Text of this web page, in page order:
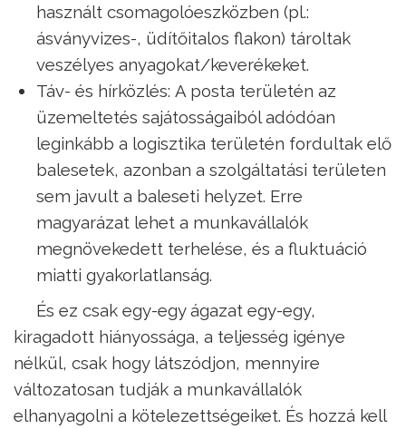
használt csomagolóeszközben (pl.:
ásványvizes-, üdítőitalos flakon) tároltak
veszélyes anyagokat/keverékeket.
Táv- és hírközlés: A posta területén az
üzemeltetés sajátosságaiból adódóan
leginkább a logisztika területén fordultak elő
balesetek, azonban a szolgáltatási területen
sem javult a baleseti helyzet. Erre
magyarázat lehet a munkavállalók
megnövekedett terhelése, és a fluktuáció
miatti gyakorlatlanság.
És ez csak egy-egy ágazat egy-egy,
kiragadott hiányossága, a teljesség igénye
nélkül, csak hogy látszódjon, mennyire
változatosan tudják a munkavállalók
elhanyagolni a kötelezettségeiket. És hozzá kell